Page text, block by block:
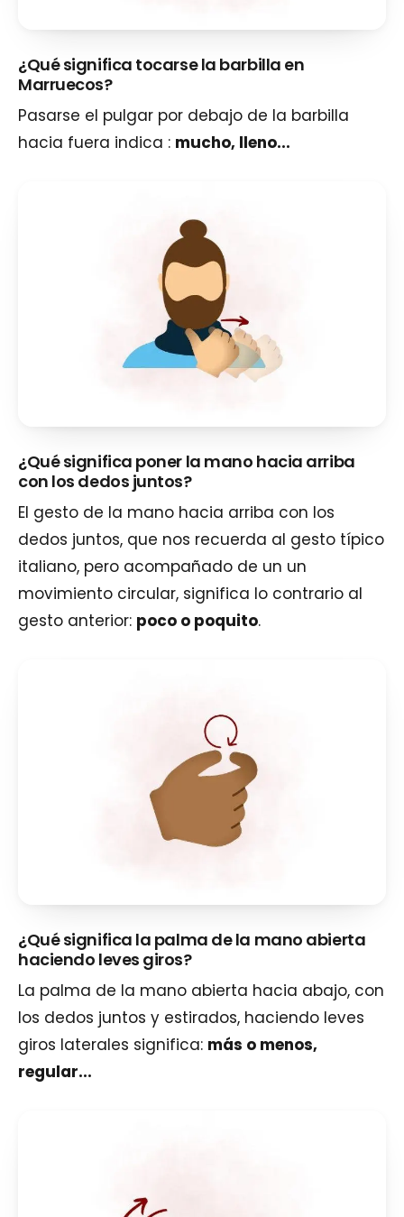
¿Qué significa tocarse la barbilla en
Marruecos?
Pasarse el pulgar por debajo de la barbilla
hacia fuera indica : mucho, lleno...
¿Qué significa poner la mano hacia arriba
con los dedos juntos?
El gesto de la mano hacia arriba con los
dedos juntos, que nos recuerda al gesto típico
italiano, pero acompañado de un un
movimiento circular, significa lo contrario al
gesto anterior: poco o poquito.
¿Qué significa la palma de la mano abierta
haciendo leves giros?
La palma de la mano abierta hacia abajo, con
los dedos juntos y estirados, haciendo leves
giros laterales significa: más o menos,
regular...